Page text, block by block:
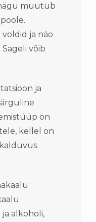
muutub
voldid ja näo
võib
ja
on
kellel on
ja alkoholi,